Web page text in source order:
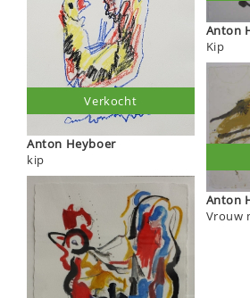
Anton Heyboer
kip
Verkocht
Kip
Vrouw